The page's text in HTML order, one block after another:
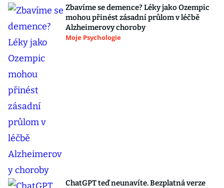
Zbavíme se demence? Léky jako Ozempic
mohou přinést zásadní průlom v léčbě
Alzheimerovy choroby
Moje Psychologie
ChatGPT teď neunavíte. Bezplatná verze